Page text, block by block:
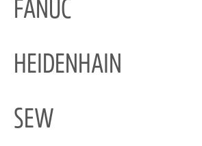
FANUC
HEIDENHAIN
SEW